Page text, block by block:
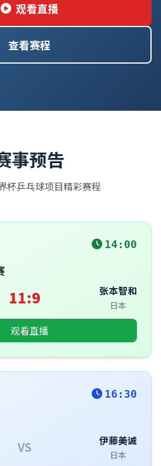
观看直播
查看赛程
事预告
杯乒乓球项目精彩赛程
14:00
11:9 张本智和
日本
观看直播
16:30
VS 伊藤美诚
日本